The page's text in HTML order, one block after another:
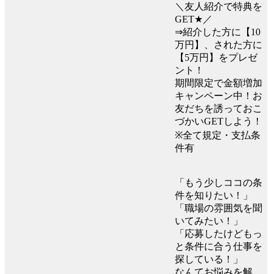
＼友人紹介で特典を
GET★／
⇒紹介した方に【10
万円】、された方に
【5万円】をプレゼ
ント！
期間限定で金額増加
キャンペーン中！お
友だちを誘っておこ
づかいGETしよう！
※全て規定・支払条
件有
「もう少しココの条
件を知りたい！」
「職場の雰囲気を聞
いてみたい！」
「応募したけどもっ
と条件に合う仕事を
探している！」
なんてお悩みを解